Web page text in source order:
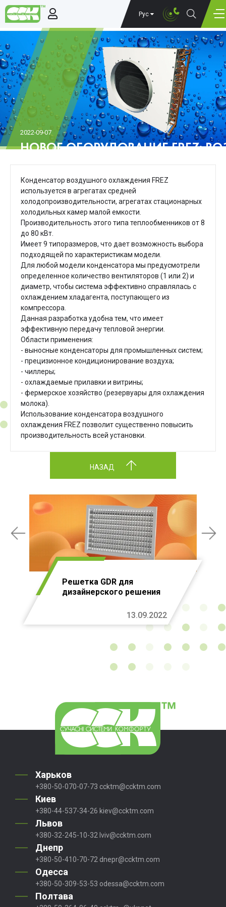
Рус
2022-09-07
НОВОЕ ОБОРУДОВАНИЕ FREZ:
Конденсатор воздушного охлаждения FREZ
используется в агрегатах средней
холодопроизводительности, агрегатах стационарных
холодильных камер малой емкости.
Производительность этого типа теплообменников от 8
до 80 кВт.
Имеет 9 типоразмеров, что дает возможность выбора
подходящей по характеристикам модели.
Для любой модели конденсатора мы предусмотрели
определенное количество вентиляторов (1 или 2) и
диаметр, чтобы система эффективно справлялась с
охлаждением хладагента, поступающего из
компрессора.
Данная разработка удобна тем, что имеет
эффективную передачу тепловой энергии.
Области применения:
- выносные конденсаторы для промышленных систем;
- прецизионное кондиционирование воздуха;
- чиллеры;
- охлаждаемые прилавки и витрины;
- фермерское хозяйство (резервуары для охлаждения
молока).
Использование конденсатора воздушного
охлаждения FREZ позволит существенно повысить
производительность всей установки.
НАЗАД
Решетка GDR для
дизайнерского решения
13.09.2022
Харьков
+380-50-070-07-73 ccktm@ccktm.com
Киев
+380-44-537-34-26 kiev@ccktm.com
Львов
+380-32-245-10-32 lviv@ccktm.com
Днепр
+380-50-410-70-72 dnepr@ccktm.com
Одесса
+380-50-309-53-53 odessa@ccktm.com
Полтава